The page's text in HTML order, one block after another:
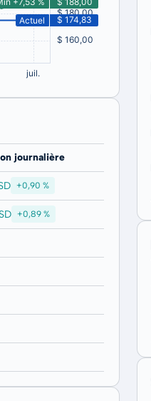
journalière
+0,90 %
+0,89 %